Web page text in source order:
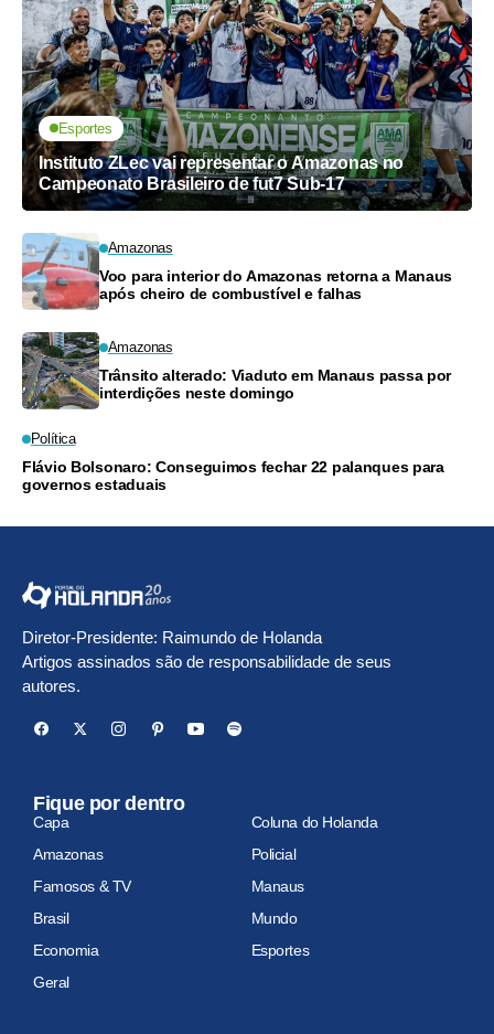
Esportes
Instituto ZLec vai representar o Amazonas no
Campeonato Brasileiro de fut7 Sub-17
Amazonas
Voo para interior do Amazonas retorna a Manaus
após cheiro de combustível e falhas
Amazonas
Trânsito alterado: Viaduto em Manaus passa por
interdições neste domingo
Política
Flávio Bolsonaro: Conseguimos fechar 22 palanques para
governos estaduais
Diretor-Presidente: Raimundo de Holanda
Artigos assinados são de responsabilidade de seus
autores.
Fique por dentro
Capa
Coluna do Holanda
Amazonas
Policial
Famosos & TV
Manaus
Brasil
Mundo
Economia
Esportes
Geral